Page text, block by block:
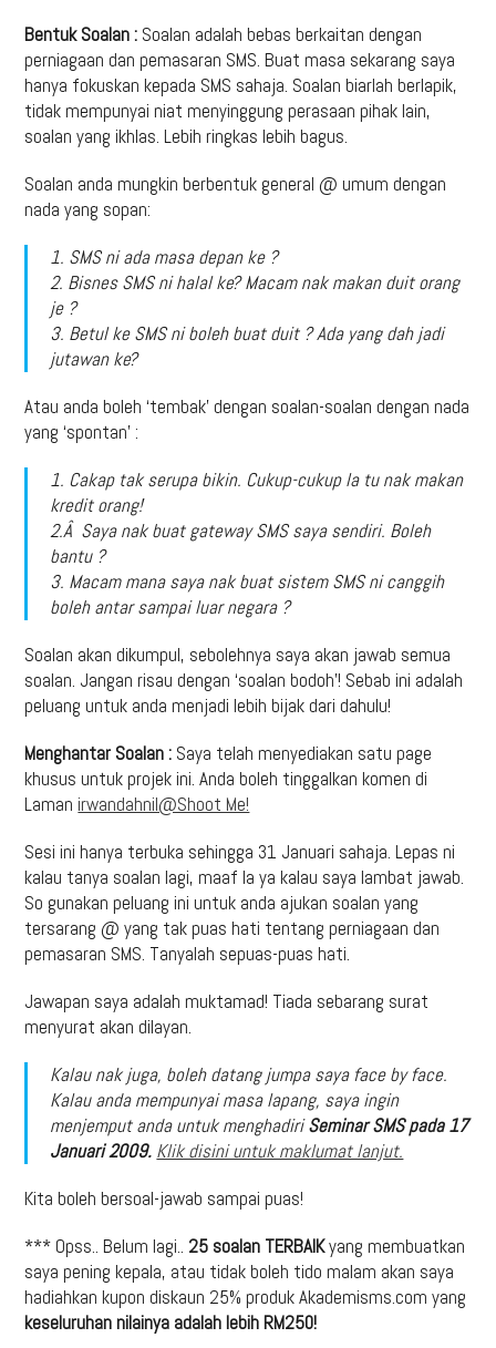
Bentuk Soalan : Soalan adalah bebas berkaitan dengan
perniagaan dan pemasaran SMS. Buat masa sekarang saya
hanya fokuskan kepada SMS sahaja. Soalan biarlah berlapik,
tidak mempunyai niat menyinggung perasaan pihak lain,
soalan yang ikhlas. Lebih ringkas lebih bagus.
Soalan anda mungkin berbentuk general @ umum dengan
nada yang sopan:
1. SMS ni ada masa depan ke ?
2. Bisnes SMS ni halal ke? Macam nak makan duit orang
je ?
3. Betul ke SMS ni boleh buat duit ? Ada yang dah jadi
jutawan ke?
Atau anda boleh ‘tembak’ dengan soalan-soalan dengan nada
yang ‘spontan’ :
1. Cakap tak serupa bikin. Cukup-cukup la tu nak makan
kredit orang!
2.Â Saya nak buat gateway SMS saya sendiri. Boleh
bantu ?
3. Macam mana saya nak buat sistem SMS ni canggih
boleh antar sampai luar negara ?
Soalan akan dikumpul, sebolehnya saya akan jawab semua
soalan. Jangan risau dengan ‘soalan bodoh’! Sebab ini adalah
peluang untuk anda menjadi lebih bijak dari dahulu!
Menghantar Soalan : Saya telah menyediakan satu page
khusus untuk projek ini. Anda boleh tinggalkan komen di
Laman irwandahnil@Shoot Me!
Sesi ini hanya terbuka sehingga 31 Januari sahaja. Lepas ni
kalau tanya soalan lagi, maaf la ya kalau saya lambat jawab.
So gunakan peluang ini untuk anda ajukan soalan yang
tersarang @ yang tak puas hati tentang perniagaan dan
pemasaran SMS. Tanyalah sepuas-puas hati.
Jawapan saya adalah muktamad! Tiada sebarang surat
menyurat akan dilayan.
Kalau nak juga, boleh datang jumpa saya face by face.
Kalau anda mempunyai masa lapang, saya ingin
menjemput anda untuk menghadiriSeminar SMS pada 17
Januari 2009. Klik disini untuk maklumat lanjut.
Kita boleh bersoal-jawab sampai puas!
*** Opss.. Belum lagi.. 25 soalan TERBAIKyang membuatkan
saya pening kepala, atau tidak boleh tido malam akan saya
hadiahkan kupon diskaun 25% produk Akademisms.com yang
keseluruhan nilainya adalah lebih RM250!